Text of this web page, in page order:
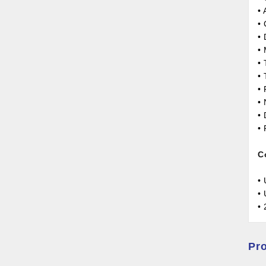
•
•
•
•
•
•
•
•
•
•
•
•
•